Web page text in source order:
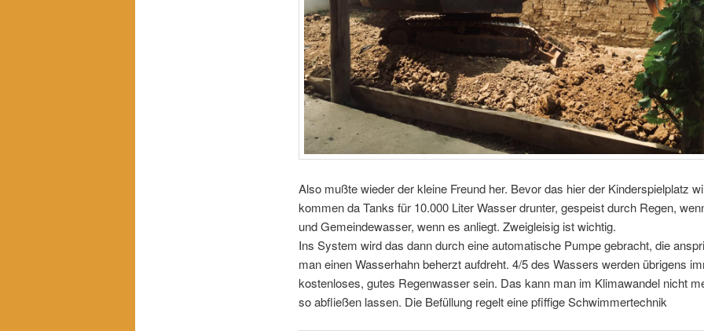
Also mußte wieder der kleine Freund her. Bevor das hier der Kinderspielplatz
kommen da Tanks für 10.000 Liter Wasser drunter, gespeist durch Regen,
und Gemeindewasser, wenn es anliegt. Zweigleisig ist wichtig.
Ins System wird das dann durch eine automatische Pumpe gebracht, die
man einen Wasserhahn beherzt aufdreht. 4/5 des Wassers werden übrigens
kostenloses, gutes Regenwasser sein. Das kann man im Klimawandel nicht
so abfließen lassen. Die Befüllung regelt eine pfiffige Schwimmertechnik